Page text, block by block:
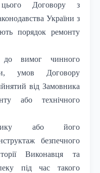
Договору з
України з
порядок ремонту
до вимог чинного
умов Договору
від Замовника
або технічного
або його
безпечного
Виконавця та
під час такого